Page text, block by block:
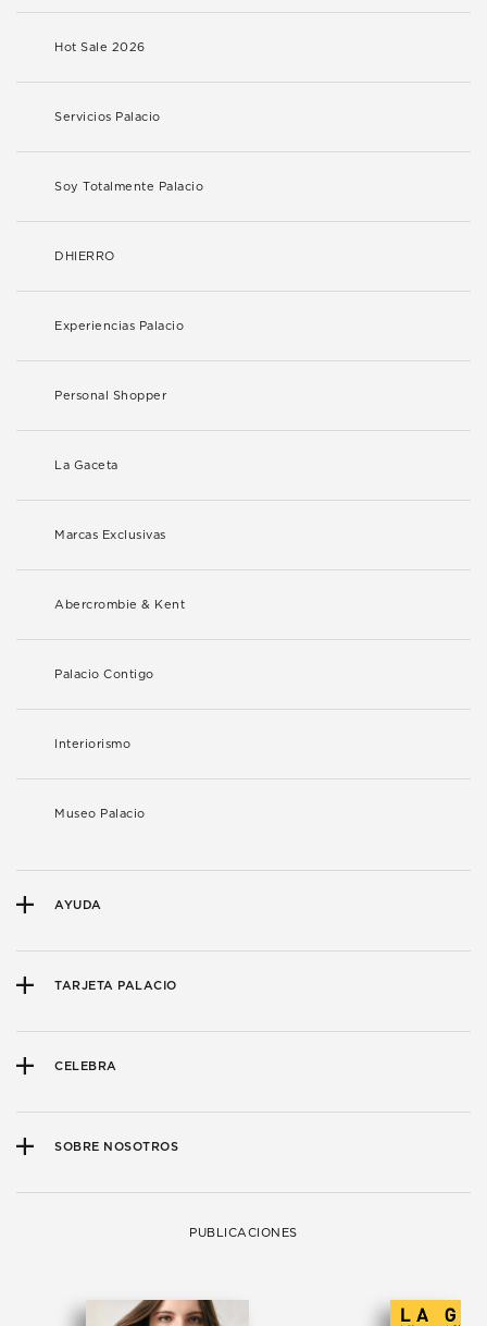
Hot Sale 2026
Servicios Palacio
Soy Totalmente Palacio
DHIERRO
Experiencias Palacio
Personal Shopper
La Gaceta
Marcas Exclusivas
Abercrombie & Kent
Palacio Contigo
Interiorismo
Museo Palacio
AYUDA
TARJETA PALACIO
CELEBRA
SOBRE NOSOTROS
PUBLICACIONES